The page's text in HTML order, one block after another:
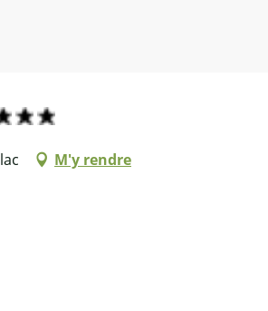
M'y rendre